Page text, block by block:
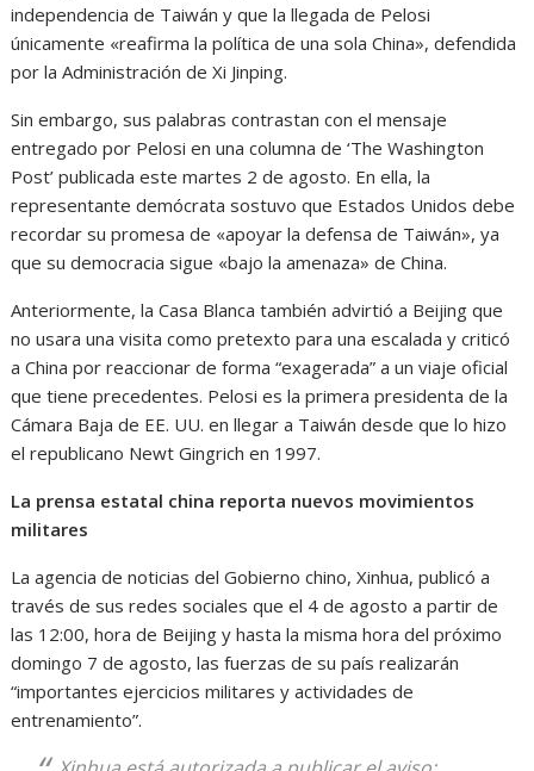
independencia de Taiwán y que la llegada de Pelosi
únicamente «reafirma la política de una sola China», defendida
por la Administración de Xi Jinping.
Sin embargo, sus palabras contrastan con el mensaje
entregado por Pelosi en una columna de ‘The Washington
Post’ publicada este martes 2 de agosto. En ella, la
representante demócrata sostuvo que Estados Unidos debe
recordar su promesa de «apoyar la defensa de Taiwán», ya
que su democracia sigue «bajo la amenaza» de China.
Anteriormente, la Casa Blanca también advirtió a Beijing que
no usara una visita como pretexto para una escalada y criticó
a China por reaccionar de forma “exagerada” a un viaje oficial
que tiene precedentes. Pelosi es la primera presidenta de la
Cámara Baja de EE. UU. en llegar a Taiwán desde que lo hizo
el republicano Newt Gingrich en 1997.
La prensa estatal china reporta nuevos movimientos
militares
La agencia de noticias del Gobierno chino, Xinhua, publicó a
través de sus redes sociales que el 4 de agosto a partir de
las 12:00, hora de Beijing y hasta la misma hora del próximo
domingo 7 de agosto, las fuerzas de su país realizarán
“importantes ejercicios militares y actividades de
entrenamiento”.